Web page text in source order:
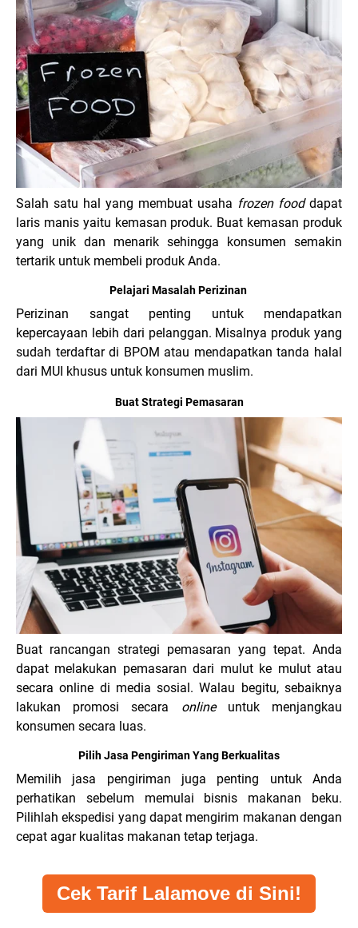
Salah satu hal yang membuat usaha frozen fooddapat
laris manis yaitu kemasan produk. Buat kemasan produk
yang unik dan menarik sehingga konsumen semakin
tertarik untuk membeli produk Anda.
Pelajari Masalah Perizinan
Perizinan sangat penting untuk mendapatkan
kepercayaan lebih dari pelanggan. Misalnya produk yang
sudah terdaftar di BPOM atau mendapatkan tanda halal
dari MUI khusus untuk konsumen muslim.
Buat Strategi Pemasaran
Buat rancangan strategi pemasaran yang tepat. Anda
dapat melakukan pemasaran dari mulut ke mulut atau
secara online di media sosial. Walau begitu, sebaiknya
lakukan promosi secara online untuk menjangkau
konsumen secara luas.
Pilih Jasa Pengiriman Yang Berkualitas
Memilih jasa pengiriman juga penting untuk Anda
perhatikan sebelum memulai bisnis makanan beku.
Pilihlah ekspedisi yang dapat mengirim makanan dengan
cepat agar kualitas makanan tetap terjaga.
Cek Tarif Lalamove di Sini!